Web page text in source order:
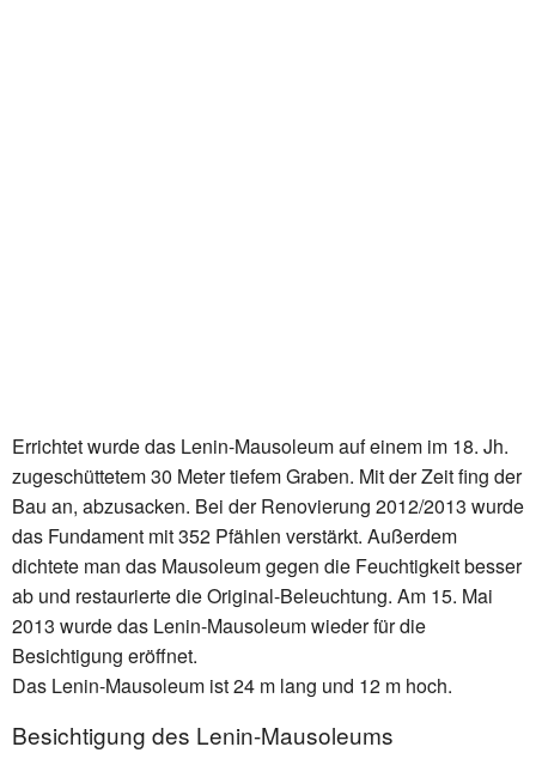
Errichtet wurde das Lenin-Mausoleum auf einem im 18. Jh.
zugeschüttetem 30 Meter tiefem Graben. Mit der Zeit fing der
Bau an, abzusacken. Bei der Renovierung 2012/2013 wurde
das Fundament mit 352 Pfählen verstärkt. Außerdem
dichtete man das Mausoleum gegen die Feuchtigkeit besser
ab und restaurierte die Original-Beleuchtung. Am 15. Mai
2013 wurde das Lenin-Mausoleum wieder für die
Besichtigung eröffnet.
Das Lenin-Mausoleum ist 24 m lang und 12 m hoch.
Besichtigung des Lenin-Mausoleums